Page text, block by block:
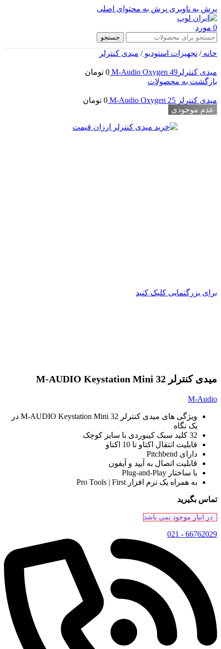
پرش به ناوبری پرش به محتوای اصلی
0 مورد
جستجو
خانه/ تجهیزات استودیو/ میدی کنترلر
میدی کنترلرM-Audio Oxygen 49 0 تومان
بازگشت به محصولات
میدی کنترلر M-Audio Oxygen 25 0 تومان
عدم موجودی
برای بزرگنمایی کلیک کنید
میدی کنترلر M-AUDIO Keystation Mini 32
M-Audio
ویژگی های میدی کنترلر M-AUDIO Keystation Mini 32 در
یک نگاه
32 کلید سبک کیبوردی با سایز کوچک
قابلیت انتقال اکتاو تا 10 اکتاو
دارای Pitchbend
قابلیت اتصال به آیپد و آیفون
با ساختار Plug-and-Play
به همراه یک نرم افزار Pro Tools | First
تماس بگیرید
در انبار موجود نمی باشد
66762029 - 021